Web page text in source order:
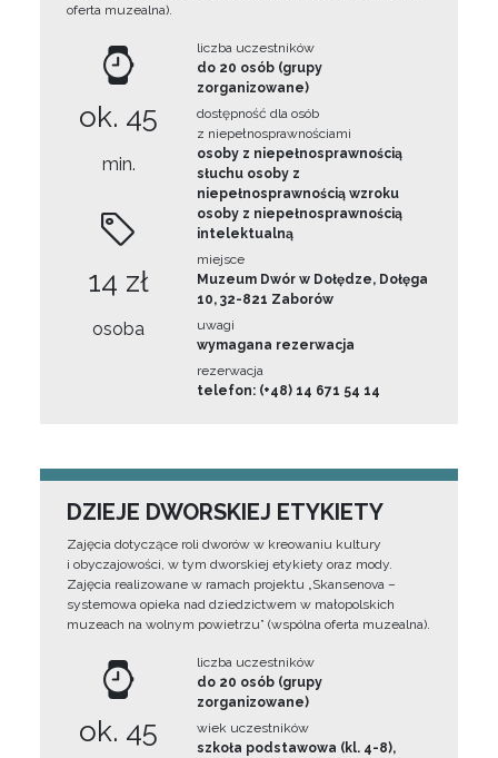
oferta muzealna).
ok. 45
min.
14 zł
osoba
liczba uczestników
do 20 osób (grupy
zorganizowane)
dostępność dla osób
z niepełnosprawnościami
osoby z niepełnosprawnością
słuchu osoby z
niepełnosprawnością wzroku
osoby z niepełnosprawnością
intelektualną
miejsce
Muzeum Dwór w Dołędze, Dołęga
10, 32-821 Zaborów
uwagi
wymagana rezerwacja
rezerwacja
telefon: (+48) 14 671 54 14
DZIEJE DWORSKIEJ ETYKIETY
Zajęcia dotyczące roli dworów w kreowaniu kultury
i obyczajowości, w tym dworskiej etykiety oraz mody.
Zajęcia realizowane w ramach projektu „Skansenova –
systemowa opieka nad dziedzictwem w małopolskich
muzeach na wolnym powietrzu” (wspólna oferta muzealna).
ok. 45
liczba uczestników
do 20 osób (grupy
zorganizowane)
wiek uczestników
szkoła podstawowa (kl. 4-8),